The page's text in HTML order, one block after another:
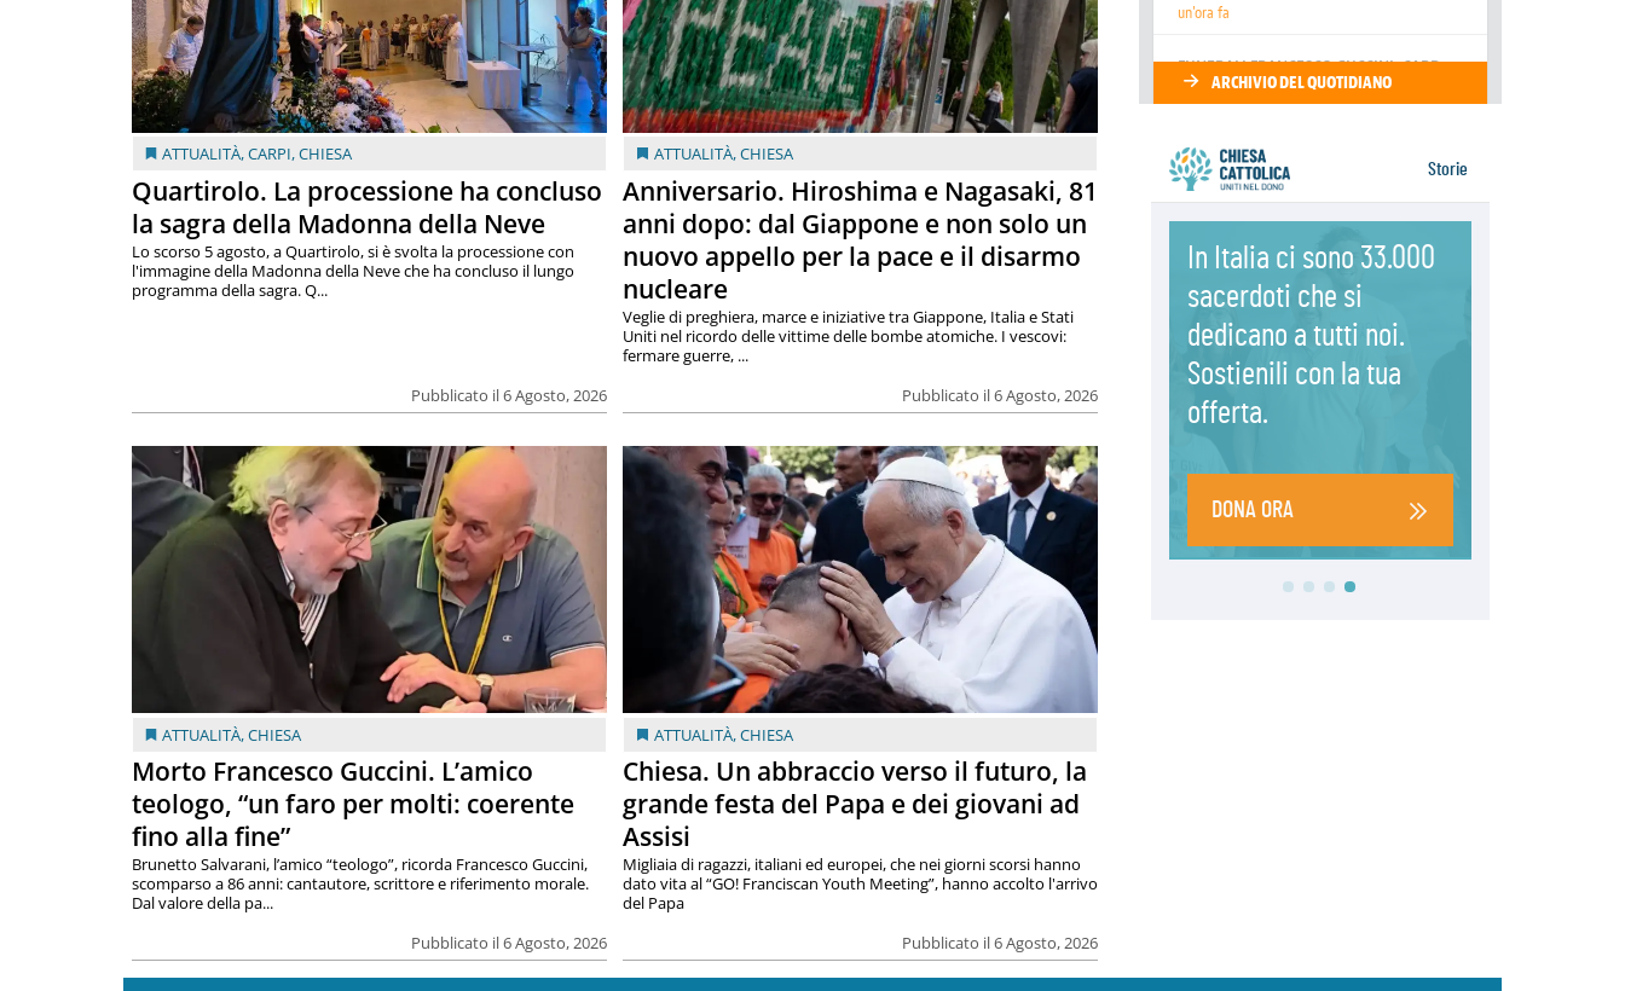
ATTUALITÀ,CARPI,CHIESA
Quartirolo. La processione ha concluso
la sagra della Madonna della Neve
Pubblicato il 6 Agosto, 2026
Lo scorso 5 agosto, a Quartirolo, si è svolta la processione con
l'immagine della Madonna della Neve che ha concluso il lungo
programma della sagra. Q...
ATTUALITÀ,CHIESA
Anniversario. Hiroshima e Nagasaki, 81
anni dopo: dal Giappone e non solo un
nuovo appello per la pace e il disarmo
nucleare
Pubblicato il 6 Agosto, 2026
Veglie di preghiera, marce e iniziative tra Giappone, Italia e Stati
Uniti nel ricordo delle vittime delle bombe atomiche. I vescovi:
fermare guerre, ...
ATTUALITÀ,CHIESA
Morto Francesco Guccini. L’amico
teologo, “un faro per molti: coerente
fino alla fine”
Pubblicato il 6 Agosto, 2026
Brunetto Salvarani, l’amico “teologo”, ricorda Francesco Guccini,
scomparso a 86 anni: cantautore, scrittore e riferimento morale.
Dal valore della pa...
ATTUALITÀ,CHIESA
Chiesa. Un abbraccio verso il futuro, la
grande festa del Papa e dei giovani ad
Assisi
Pubblicato il 6 Agosto, 2026
Migliaia di ragazzi, italiani ed europei, che nei giorni scorsi hanno
dato vita al “GO! Franciscan Youth Meeting”, hanno accolto l'arrivo
del Papa
stringono una nuova alleanza
militare in Medio Oriente